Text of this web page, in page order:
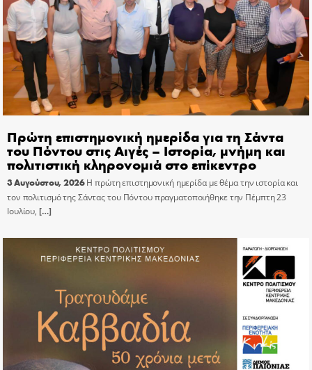
Πρώτη επιστημονική ημερίδα για τη Σάντα
του Πόντου στις Αιγές – Ιστορία, μνήμη και
πολιτιστική κληρονομιά στο επίκεντρο
3 Αυγούστου, 2026 Η πρώτη επιστημονική ημερίδα με θέμα την ιστορία και
τον πολιτισμό της Σάντας του Πόντου πραγματοποιήθηκε την Πέμπτη 23
Ιουλίου, […]